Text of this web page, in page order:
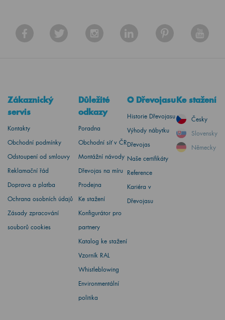
Zákaznický
servis
Kontakty
Obchodní podmínky
Odstoupení od smlouvy
Reklamační řád
Doprava a platba
Ochrana osobních údajů
Zásady zpracování
souborů cookies
Důležité
odkazy
Poradna
Obchodní síť v ČR
Montážní návody
Dřevojas na míru
Prodejna
Ke stažení
Konfigurátor pro
partnery
Katalog ke stažení
Vzorník RAL
Whistleblowing
Environmentální
politika
O Dřevojasu
Historie Dřevojasu
Výhody nábytku
Dřevojas
Naše certifikáty
Reference
Kariéra v
Dřevojasu
Ke stažení
Česky
Slovensky
Německy